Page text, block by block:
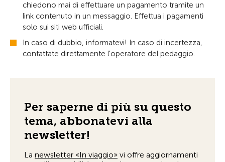
chiedono mai di effettuare un pagamento tramite un
link contenuto in un messaggio. Effettua i pagamenti
solo sui siti web ufficiali.
In caso di dubbio, informatevi! In caso di incertezza,
contattate direttamente l'operatore del pedaggio.